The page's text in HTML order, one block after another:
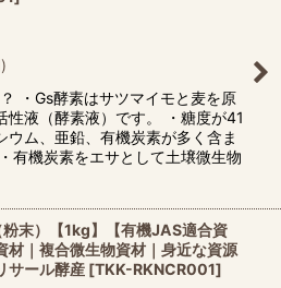
)
・Gs酵素はサツマイモと麦を原
性液（酵素液）です。 ・糖度が41
ウム、亜鉛、有機炭素が多く含ま
有機炭素をエサとして土壌微生物
末）【1kg】【有機JAS適合資
材｜複合微生物資材｜身近な資源
サール酵産 [TKK-RKNCR001]